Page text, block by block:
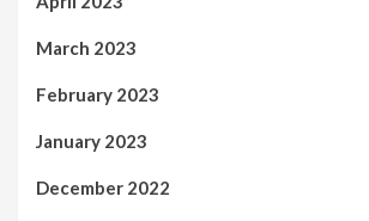
March 2023
February 2023
January 2023
December 2022